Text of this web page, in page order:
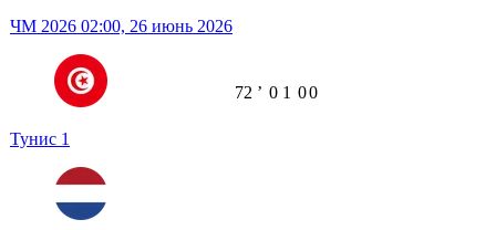
ЧМ 2026 02:00, 26 июнь 2026
Тунис 1
72 ʼ 0 1 00